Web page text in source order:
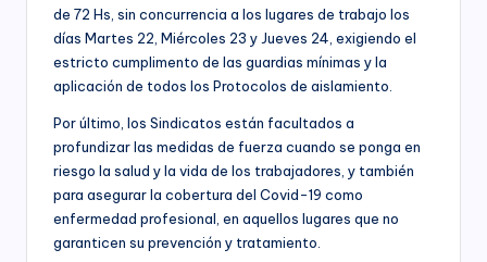
de 72 Hs, sin concurrencia a los lugares de trabajo los
días Martes 22, Miércoles 23 y Jueves 24, exigiendo el
estricto cumplimento de las guardias mínimas y la
aplicación de todos los Protocolos de aislamiento.
Por último, los Sindicatos están facultados a
profundizar las medidas de fuerza cuando se ponga en
riesgo la salud y la vida de los trabajadores, y también
para asegurar la cobertura del Covid-19 como
enfermedad profesional, en aquellos lugares que no
garanticen su prevención y tratamiento.